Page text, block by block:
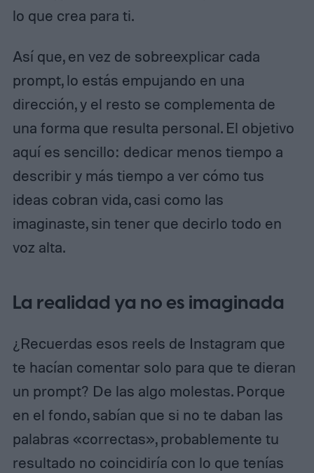
lo que crea para ti.
Así que, en vez de sobreexplicar cada
prompt, lo estás empujando en una
dirección, y el resto se complementa de
una forma que resulta personal. El objetivo
aquí es sencillo: dedicar menos tiempo a
describir y más tiempo a ver cómo tus
ideas cobran vida, casi como las
imaginaste, sin tener que decirlo todo en
voz alta.
La realidad ya no es imaginada
¿Recuerdas esos reels de Instagram que
te hacían comentar solo para que te dieran
un prompt? De las algo molestas. Porque
en el fondo, sabían que si no te daban las
palabras «correctas», probablemente tu
resultado no coincidiría con lo que tenías